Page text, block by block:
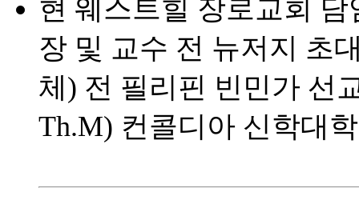
현 웨스트힐 장로교회
장 및 교수 전 뉴저지 초
체) 전 필리핀 빈민가 선
Th.M) 컨콜디아 신학대